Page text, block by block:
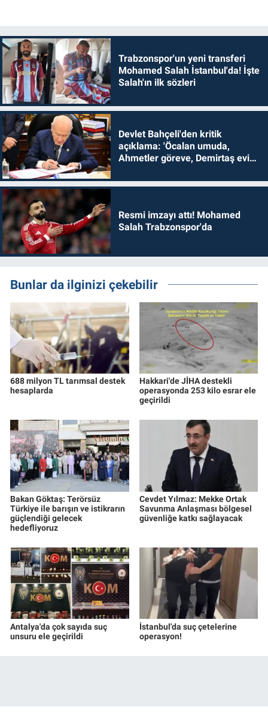
Trabzonspor'un yeni transferi
Mohamed Salah İstanbul'da! İşte
Salah'ın ilk sözleri
Devlet Bahçeli'den kritik
açıklama: 'Öcalan umuda,
Ahmetler göreve, Demirtaş evine
Resmi imzayı attı! Mohamed
Salah Trabzonspor'da
Bunlar da ilginizi çekebilir
688 milyon TL tarımsal destek
hesaplarda
Hakkari'de JİHA destekli
operasyonda 253 kilo esrar ele
geçirildi
Bakan Göktaş: Terörsüz
Türkiye ile barışın ve istikrarın
güçlendiği gelecek
hedefliyoruz
Cevdet Yılmaz: Mekke Ortak
Savunma Anlaşması bölgesel
güvenliğe katkı sağlayacak
Antalya'da çok sayıda suç
unsuru ele geçirildi
İstanbul'da suç çetelerine
operasyon!